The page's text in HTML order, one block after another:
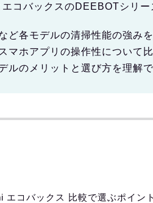
コバックスのDEEBOTシリー
ど各モデルの清掃性能の強み
マホアプリの操作性について
ルのメリットと選び方を理解
コバックス 比較で選ぶポイン